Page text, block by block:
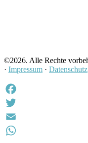
©2026. Alle Rechte
· Impressum · Datenschutz
Facebook
Twitter
Email